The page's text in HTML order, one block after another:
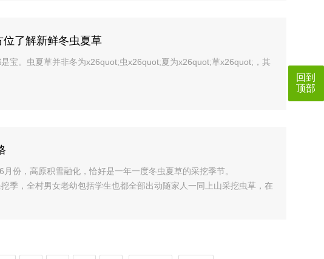
了解新鲜冬虫夏草
宝。虫夏草并非冬为x26quot;虫x26quot;夏为x26quot;草x26quot;，其
6月份，高原积雪融化，恰好是一年一度冬虫夏草的采挖季节。
季，全村男女老幼包括学生也都全部出动随家人一同上山采挖虫草，在
回到
顶部